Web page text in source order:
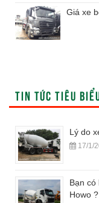
Giá xe
TIN TỨC TIÊU
Lý do
17/1/
Bạn có
Howo ?